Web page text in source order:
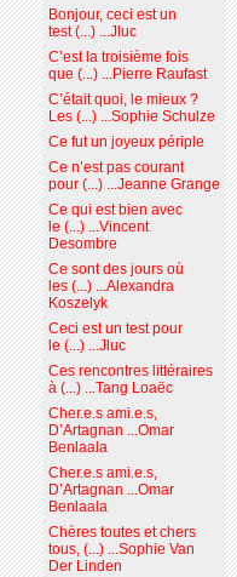
Bonjour, ceci est un
test (...) ...Jluc
C’est la troisième fois
que (...) ...Pierre Raufast
C’était quoi, le mieux ?
Les (...) ...Sophie Schulze
Ce fut un joyeux périple
Ce n’est pas courant
pour (...) ...Jeanne Grange
Ce qui est bien avec
le (...) ...Vincent
Desombre
Ce sont des jours où
les (...) ...Alexandra
Koszelyk
Ceci est un test pour
le (...) ...Jluc
Ces rencontres littéraires
à (...) ...Tang Loaëc
Cher.e.s ami.e.s,
D’Artagnan ...Omar
Benlaala
Cher.e.s ami.e.s,
D’Artagnan ...Omar
Benlaala
Chères toutes et chers
tous, (...) ...Sophie Van
Der Linden